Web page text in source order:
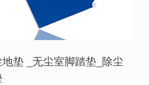
垫 _无尘室脚踏垫_除尘